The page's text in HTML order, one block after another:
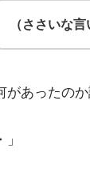
（ささいな
があったの